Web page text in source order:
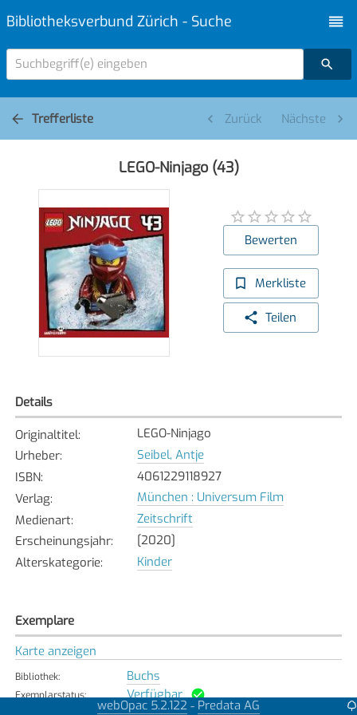
Bibliotheksverbund Zürich - Suche
Suchbegriff(e) eingeben
Trefferliste Zurück Nächste
LEGO-Ninjago (43)
Bewerten
Merkliste
Teilen
Details
Originaltitel:
LEGO-Ninjago
Urheber:
Seibel, Antje
ISBN:
4061229118927
Verlag:
München : Universum Film
Medienart:
Zeitschrift
Erscheinungsjahr:
[2020]
Alterskategorie: Kinder
Exemplare
Karte anzeigen
Bibliothek: Buchs
Exemplarstatus: Verfügbar
webOpac 5.2.122 - Predata AG